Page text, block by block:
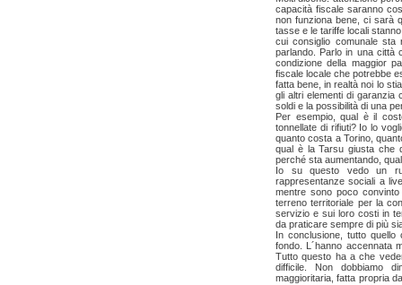
capacità fiscale saranno
non funziona bene, ci sarà
tasse e le tariffe locali
cui consiglio comunale sta
parlando. Parlo in una città
condizione della maggior
fiscale locale che potrebbe
fatta bene, in realtà noi lo
gli altri elementi di
soldi e la possibilità di una
Per esempio, qual è il
tonnellate di rifiuti? Io lo
quanto costa a Torino,
qual è la Tarsu giusta che
perché sta aumentando,
Io su questo vedo un
rappresentanze sociali a
mentre sono poco
terreno territoriale per la
servizio e sui loro costi in
da praticare sempre di più
In conclusione, tutto
fondo. L´hanno accennata
Tutto questo ha a che
difficile. Non dobbiamo
maggioritaria, fatta propria